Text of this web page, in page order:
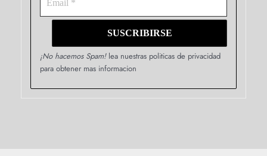
¡No hacemos Spam!lea nuestras politicas de privacidad
para obtener mas informacion